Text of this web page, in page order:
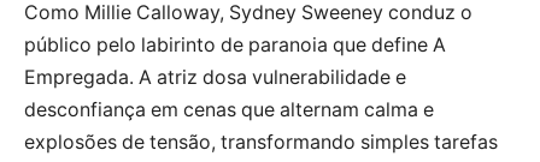
Como Millie Calloway, Sydney Sweeney conduz o
público pelo labirinto de paranoia que define A
Empregada. A atriz dosa vulnerabilidade e
desconfiança em cenas que alternam calma e
explosões de tensão, transformando simples tarefas